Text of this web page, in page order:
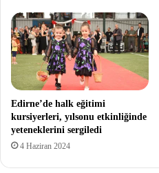
Edirne’de halk eğitimi
kursiyerleri, yılsonu etkinliğinde
yeteneklerini sergiledi
4 Haziran 2024